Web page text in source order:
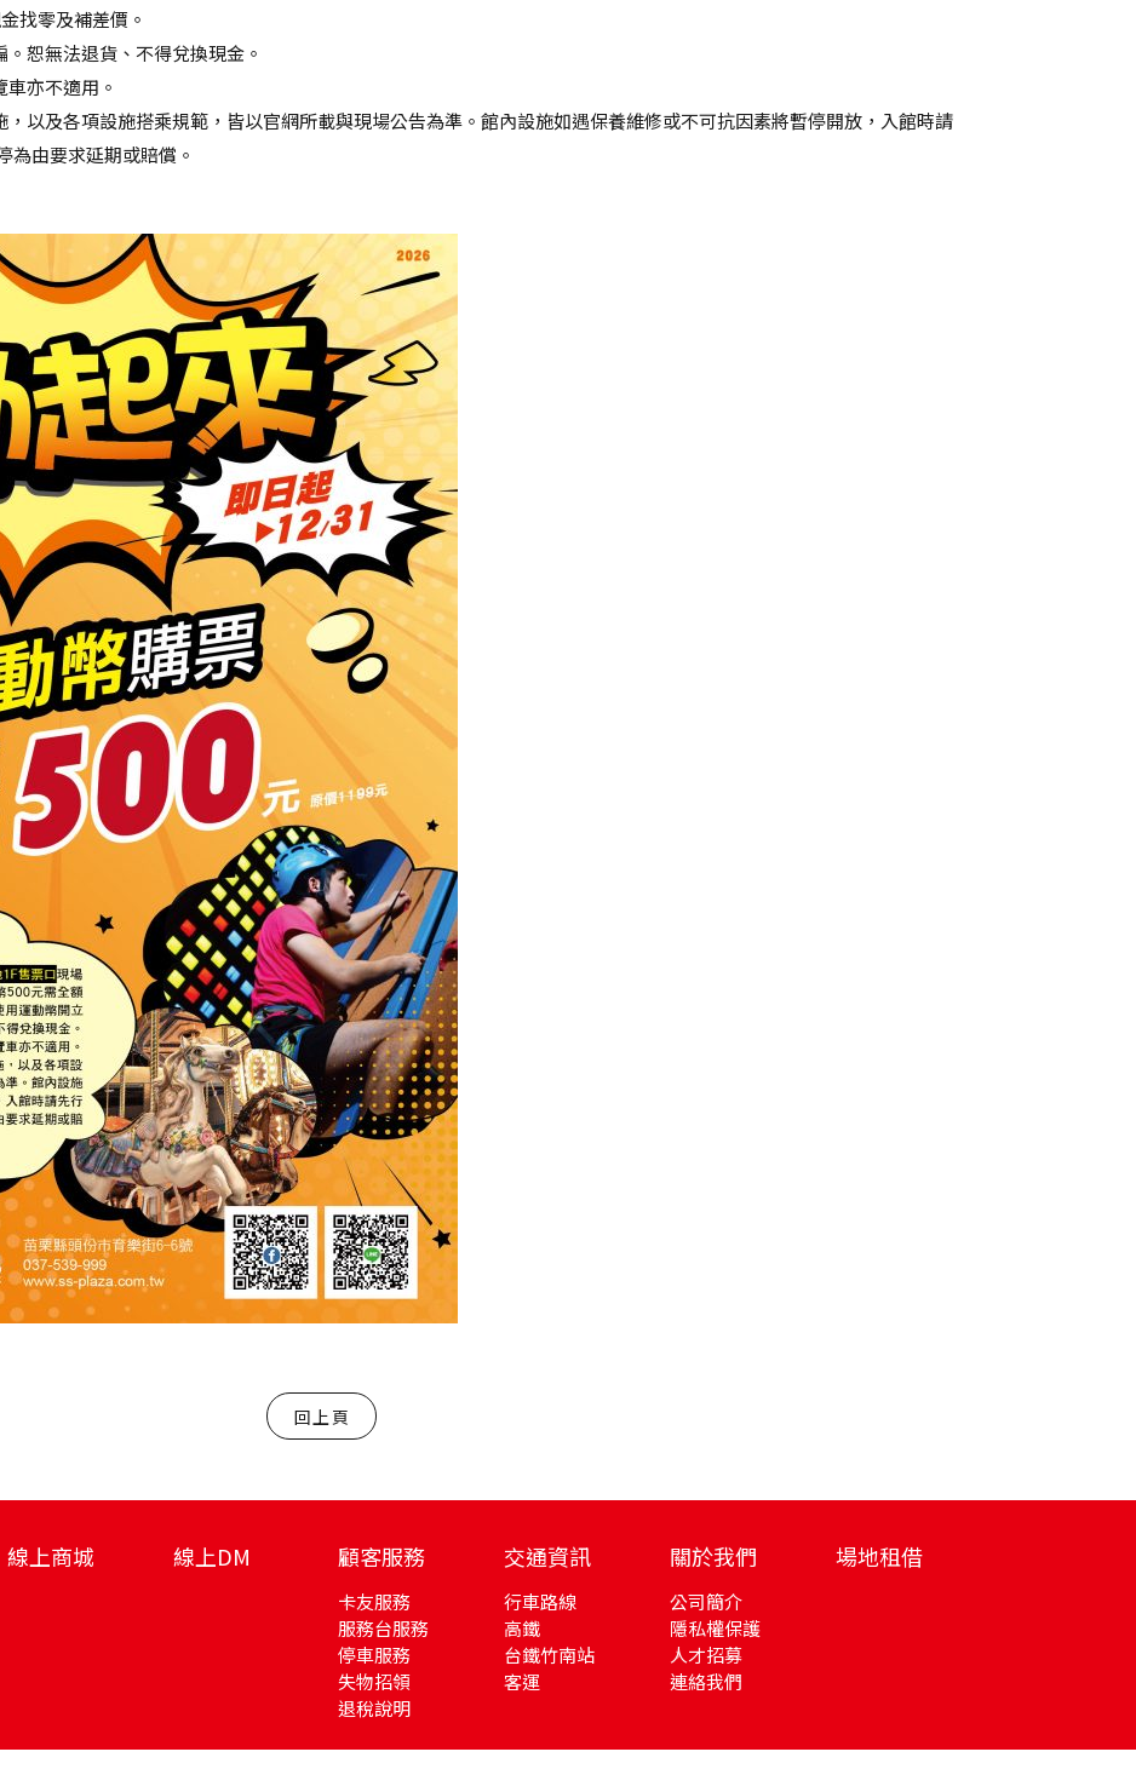
找零及補差價。
恕無法退貨、不得兌換現金。
亦不適用。
以及各項設施搭乘規範，皆以官網所載與現場公告為準。館內設施如遇保養維修或不可抗因素將暫停開放，入館時請
為由要求延期或賠償。
回上頁
線上商城 線上DM 顧客服務
卡友服務
服務台服務
停車服務
失物招領
退稅說明
交通資訊
行車路線
高鐵
台鐵竹南站
客運
關於我們
公司簡介
隱私權保護
人才招募
連絡我們
場地租借